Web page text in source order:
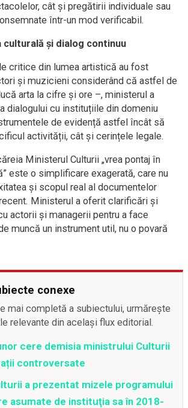
cât și pregătirii individuale sau
într-un mod verificabil.
culturală și dialog continuu
critice din lumea artistică au fost
și muzicieni considerând că astfel de
arta la cifre și ore –, ministerul a
dialogului cu instituțiile din domeniu
de evidență astfel încât să
activității, cât și cerințele legale.
Ministerul Culturii „vrea pontaj în
este o simplificare exagerată, care nu
și scopul real al documentelor
Ministerul a oferit clarificări și
actorii și managerii pentru a face
muncă un instrument util, nu o povară
conexe
mai completă a subiectului, urmărește
relevante din același flux editorial.
cere demisia ministrului Culturii
controversate
a prezentat mizele programului
asumate de instituţia sa în 2018-